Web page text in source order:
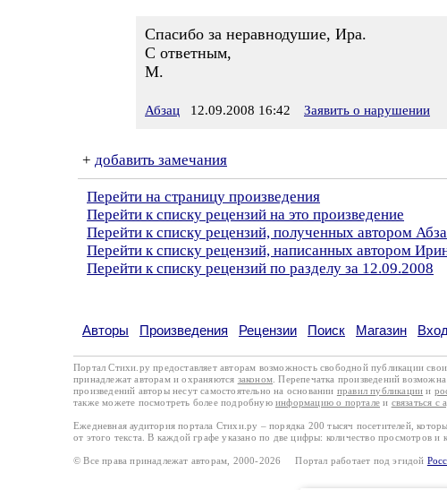
Спасибо за неравнодушие, Ира.
С ответным,
М.
Абзац 12.09.2008 16:42 Заявить о нарушении
+ добавить замечания
Перейти на страницу произведения
Перейти к списку рецензий на это произведение
Перейти к списку рецензий, полученных автором
Перейти к списку рецензий, написанных автором
Перейти к списку рецензий по разделу за 12.09.2008
Авторы Произведения Рецензии Поиск Магазин
Портал Стихи.ру предоставляет авторам возможность свободной публикации
принадлежат авторам и охраняются законом . Перепечатка произведений
произведений авторы несут самостоятельно на основании правил публикации и
также можете посмотреть более подробную информацию о портале и связаться с
Ежедневная аудитория портала Стихи.ру – порядка 200 тысяч посетителей,
от этого текста. В каждой графе указано по две цифры: количество просмотров и
© Все права принадлежат авторам, 2000-2026 Портал работает под эгидой